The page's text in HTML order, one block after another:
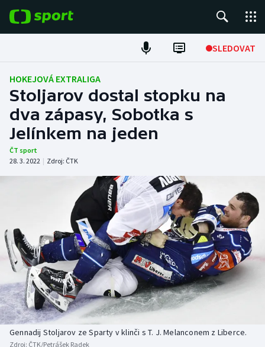
SLEDOVAT
Fotbal
Hokej
Tenis
Atletika
DALŠÍ SPORTY
Americký fotbal
Baseball a softbal
Basketbal
Biatlon
NEPŘEHLÉDNĚTE
Soutěže
Historické návraty
Aplikace ČT sport
HOKEJOVÁ EXTRALIGA
Stoljarov dostal stopku na
dva zápasy, Sobotka s
Jelínkem na jeden
ČT sport
28. 3. 2022 | Zdroj: ČTK
Gennadij Stoljarov ze Sparty v klinči s T. J. Melanconem z Liberce.
Zdroj: ČTK/Petrášek Radek